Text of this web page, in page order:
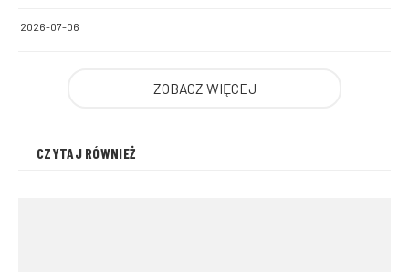
2026-07-06
ZOBACZ WIĘCEJ
CZYTAJ RÓWNIEŻ